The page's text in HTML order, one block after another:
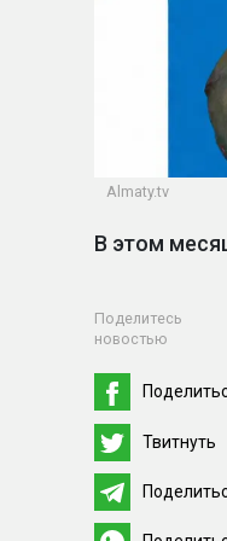
Almaty.tv
В этом
Поделитесь
новостью
Твитнуть